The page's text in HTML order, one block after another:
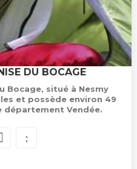
DU BOCAGE
Bocage, situé à Nesmy
et possède environ 49
département Vendée.